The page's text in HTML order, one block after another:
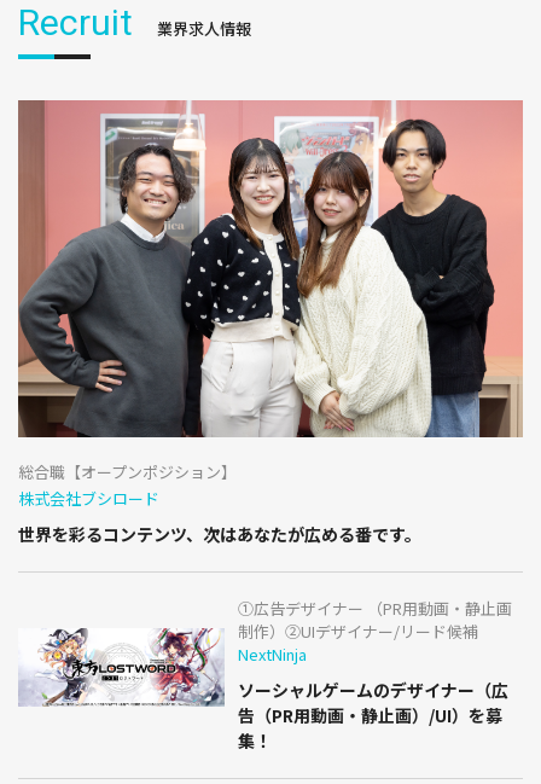
Recruit 業界求人情報
総合職【オープンポジション】
株式会社ブシロード
世界を彩るコンテンツ、次はあなたが広める番です。
①広告デザイナー （PR用動画・静止画
制作）②UIデザイナー/リード候補
NextNinja
ソーシャルゲームのデザイナー（広
告（PR用動画・静止画）/UI）を募
集！